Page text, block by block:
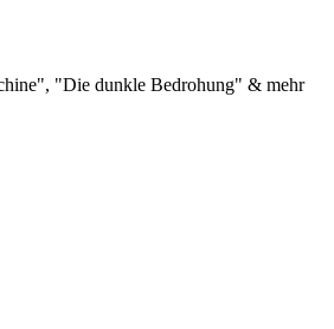
"Die dunkle Bedrohung" & mehr